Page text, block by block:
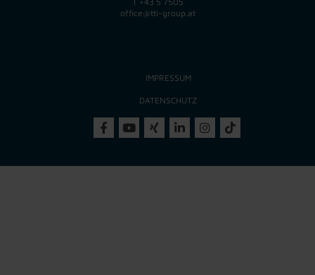
office@tti-group.at
IMPRESSUM
DATENSCHUTZ